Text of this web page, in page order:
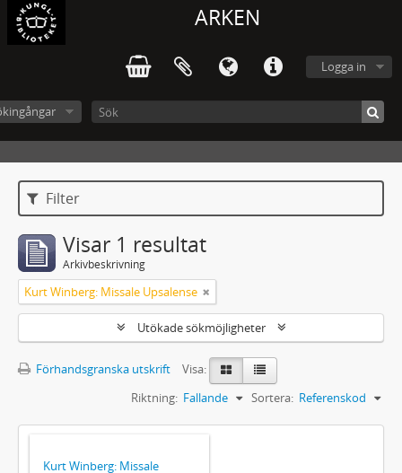
ARKEN
Logga in
Filter
Visar 1 resultat
Arkivbeskrivning
Kurt Winberg: Missale Upsalense
Utökade sökmöjligheter
Förhandsgranska utskrift
Visa:
Sortera: Referenskod
Riktning: Fallande
Kurt Winberg: Missale